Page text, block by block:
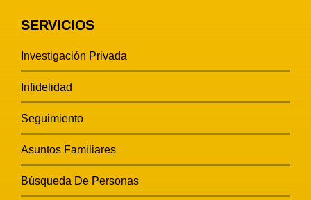
SERVICIOS
Investigación Privada
Infidelidad
Seguimiento
Asuntos Familiares
Búsqueda De Personas